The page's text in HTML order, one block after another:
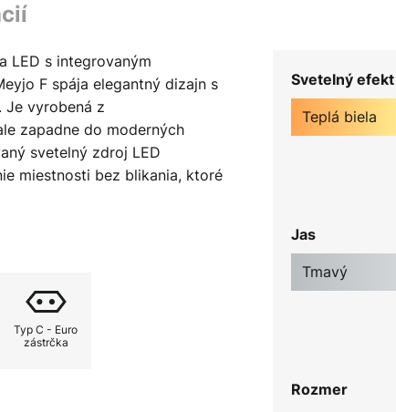
LED s integrovaným
F spája elegantný dizajn s
Je vyrobená z
zapadne do moderných
svetelný zdroj LED
miestnosti bez blikania, ktoré
pohodu. Stojacia lampa
svetla. Či už ide o
produktivity - svetlo možno
LED zaručuje nielen dlhú
prevádzku. Vďaka svojmu
F LED pútavým prvkom
požiadavky na funkčné
Typ C - Euro
zástrčka
Svetelný efekt
Teplá biela
Jas
Tmavý
Rozmer